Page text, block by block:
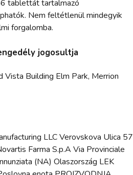
tablettát tartalmazó
Nem feltétlenül mindegyik
forgalomba.
jogosultja
Vista Building Elm Park, Merrion
LLC Verovskova Ulica 57
Farma S.p.A Via Provinciale
(NA) Olaszország LEK